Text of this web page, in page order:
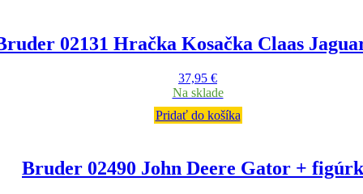
02131 Hračka Kosačka Claas
37,95 €
Na sklade
Pridať do košíka
Bruder 02490 John Deere Gator +